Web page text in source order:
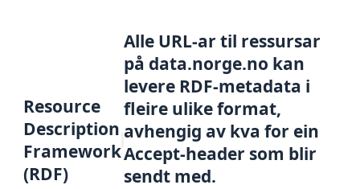
Resource
Description
Framework
(RDF)
Alle URL-ar til ressursar
på data.norge.no kan
levere RDF-metadata i
fleire ulike format,
avhengig av kva for ein
Accept-header som blir
sendt med.